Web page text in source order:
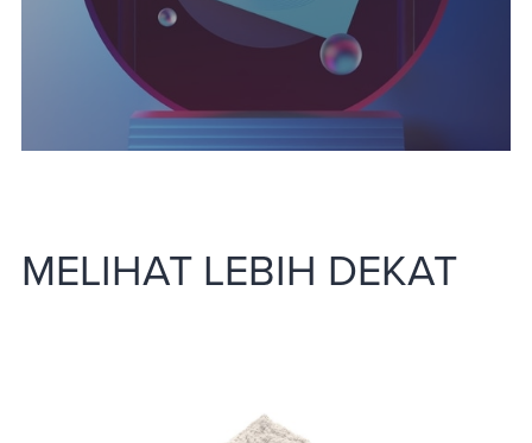
MELIHAT LEBIH DEKAT